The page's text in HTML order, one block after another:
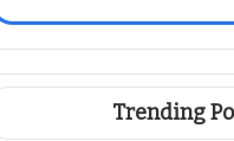
Trending